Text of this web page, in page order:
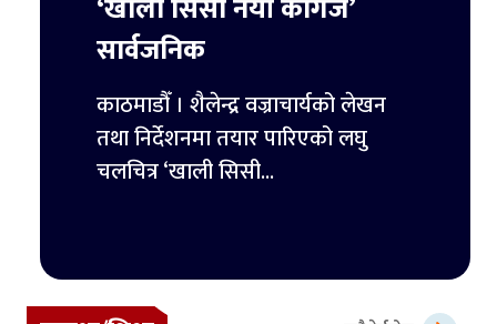
सार्वजनिक
काठमाडौँ । शैलेन्द्र वज्राचार्यको लेखन
तथा निर्देशनमा तयार पारिएको लघु
चलचित्र ‘खाली सिसी...